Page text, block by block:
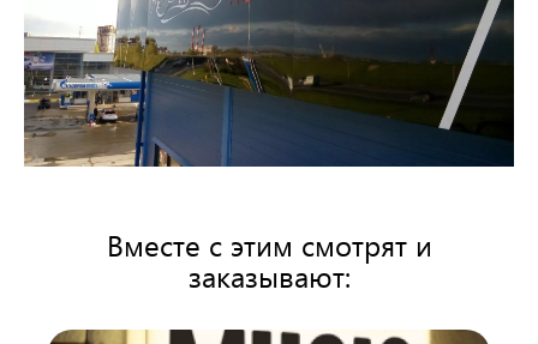
Вместе с этим смотрят и
заказывают: